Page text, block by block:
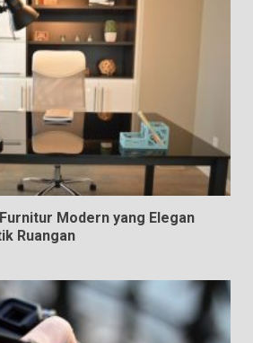
Modern yang Elegan
Ruangan